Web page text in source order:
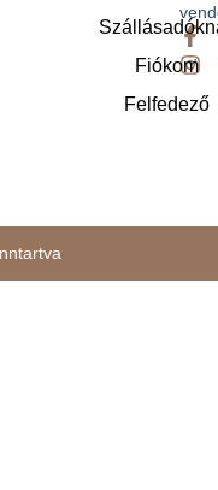
Fiókom
Felfedező